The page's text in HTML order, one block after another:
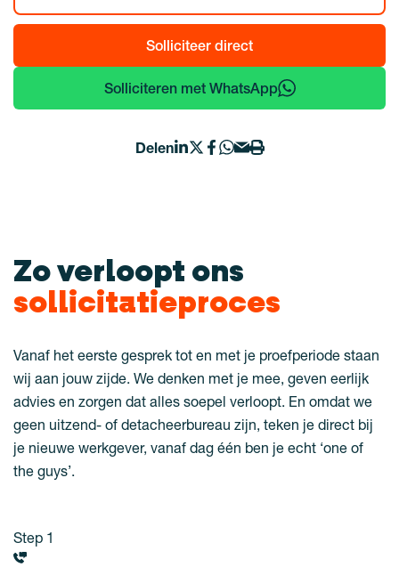
Solliciteer direct
Solliciteren met WhatsApp
Delen
Zo verloopt ons
sollicitatieproces
Vanaf het eerste gesprek tot en met je proefperiode staan
wij aan jouw zijde. We denken met je mee, geven eerlijk
advies en zorgen dat alles soepel verloopt. En omdat we
geen uitzend- of detacheerbureau zijn, teken je direct bij
je nieuwe werkgever, vanaf dag één ben je echt ‘one of
the guys’.
Step 1